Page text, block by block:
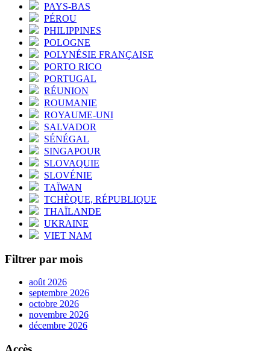
PAYS-BAS
PÉROU
PHILIPPINES
POLOGNE
POLYNÉSIE FRANÇAISE
PORTO RICO
PORTUGAL
RÉUNION
ROUMANIE
ROYAUME-UNI
SALVADOR
SÉNÉGAL
SINGAPOUR
SLOVAQUIE
SLOVÉNIE
TAÏWAN
TCHÈQUE, RÉPUBLIQUE
THAÏLANDE
UKRAINE
VIET NAM
Filtrer par mois
août 2026
septembre 2026
octobre 2026
novembre 2026
décembre 2026